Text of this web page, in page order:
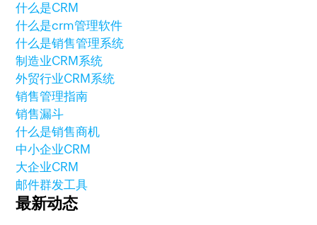
什么是CRM
什么是crm管理软件
什么是销售管理系统
制造业CRM系统
外贸行业CRM系统
销售管理指南
销售漏斗
什么是销售商机
中小企业CRM
大企业CRM
邮件群发工具
最新动态